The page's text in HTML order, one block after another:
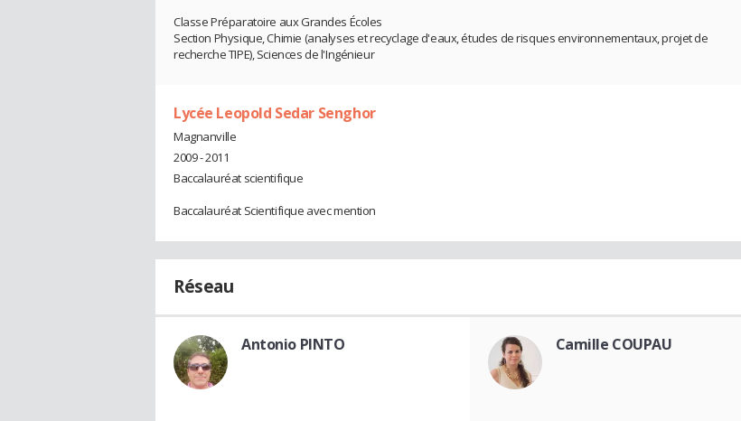
Classe Préparatoire aux Grandes Écoles
Section Physique, Chimie (analyses et recyclage d'eaux, études de risques environnementaux, projet de
recherche TIPE), Sciences de l'Ingénieur
Lycée Leopold Sedar Senghor
Magnanville
2009 - 2011
Baccalauréat scientifique
Baccalauréat Scientifique avec mention
Réseau
Antonio PINTO Camille COUPAU